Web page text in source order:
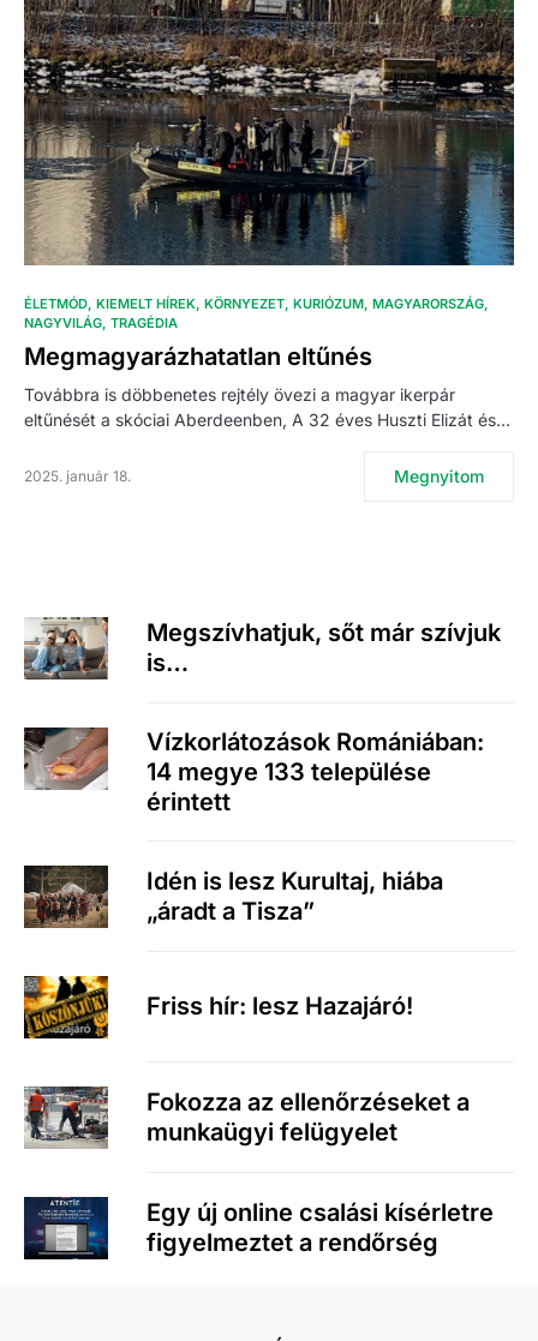
ÉLETMÓD KIEMELT HÍREK KÖRNYEZET KURIÓZUM MAGYARORSZÁG
NAGYVILÁG TRAGÉDIA
Megmagyarázhatatlan eltűnés
Továbbra is döbbenetes rejtély övezi a magyar ikerpár
eltűnését a skóciai Aberdeenben, A 32 éves Huszti Elizát és…
2025. január 18. Megnyitom
Megszívhatjuk, sőt már szívjuk
is…
Vízkorlátozások Romániában:
14 megye 133 települése
érintett
Idén is lesz Kurultaj, hiába
„áradt a Tisza”
Friss hír: lesz Hazajáró!
Fokozza az ellenőrzéseket a
munkaügyi felügyelet
Egy új online csalási kísérletre
figyelmeztet a rendőrség